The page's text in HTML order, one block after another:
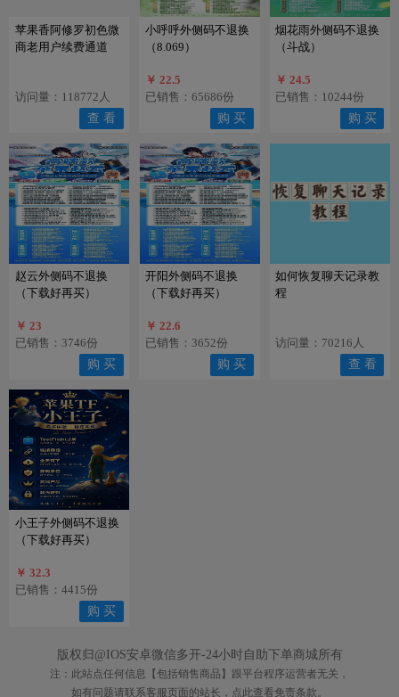
苹果香阿修罗初色微
商老用户续费通道
访问量：118772人
查 看
小呼呼外侧码不退换
（8.069）
￥ 22.5
已销售：65686份
购 买
烟花雨外侧码不退换
（斗战）
￥ 24.5
已销售：10244份
购 买
赵云外侧码不退换
（下载好再买）
￥ 23
已销售：3746份
购 买
开阳外侧码不退换
（下载好再买）
￥ 22.6
已销售：3652份
购 买
如何恢复聊天记录教
程
访问量：70216人
查 看
小王子外侧码不退换
（下载好再买）
￥ 32.3
已销售：4415份
购 买
版权归@IOS安卓微信多开-24小时自助下单商城所有
注：此站点任何信息【包括销售商品】跟平台程序运营者无关，
如有问题请联系客服页面的站长，点此查看免责条款。
不可刷机换机，不可恢复出 厂设置，不可系统
升级、 更换手机卡等操作，激活码请妥善保管，
苹果用户请勿打开广告追踪标识。
2.如遇腾讯查封，政府查封，开发商被抓跑路，
服务器系统维护瘫痪，等不可抗拒因素，概不退
3.软件为您带来便利的同时，也请要接受他的风
险。
商城承诺
本商城保证激活码正版，可正常激活，如有售后
问题，添加客服后请直接说明问题，以便能尽快
为您解决问题，可节省双方时间。